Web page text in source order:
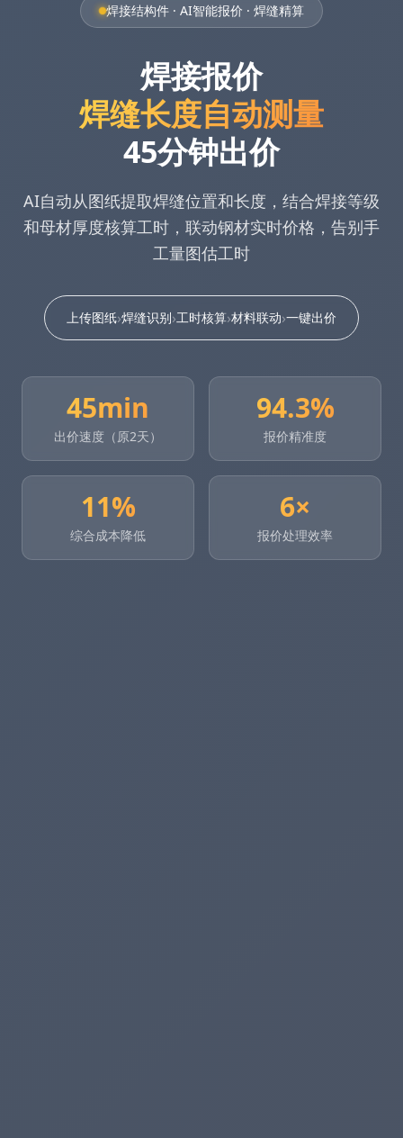
焊接结构件 · AI智能报价 · 焊缝精算
焊接报价
焊缝长度自动测量
45分钟出价
AI自动从图纸提取焊缝位置和长度，结合焊接等级
和母材厚度核算工时，联动钢材实时价格，告别手
工量图估工时
上传图纸›焊缝识别›工时核算›材料联动›一键出价
45min
出价速度（原2天）
94.3%
报价精准度
11%
综合成本降低
6×
报价处理效率